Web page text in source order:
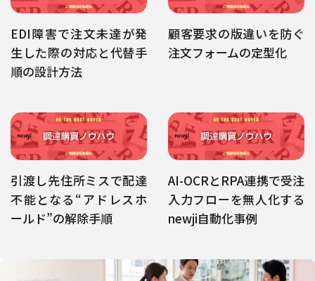
EDI障害で注文未達が発
生した際の対応と代替手
順の設計方法
顧客要求の版違いを防ぐ
注文フォームの定型化
引渡し先住所ミスで配達
不能となる“アドレスホ
ールド”の解除手順
AI-OCRとRPA連携で受注
入力フローを無人化する
newji自動化事例